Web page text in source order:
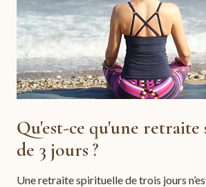
Qu'est-ce qu'une
de 3 jours ?
Une retraite spirituelle de trois jours